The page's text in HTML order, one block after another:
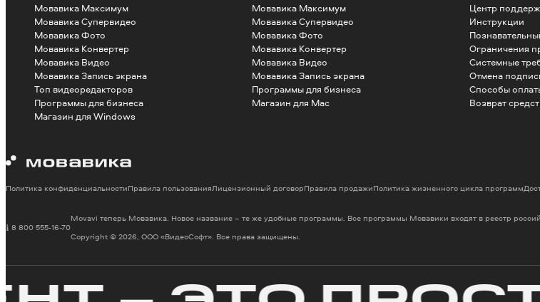
Мовавика Максимум
Мовавика Супервидео
Мовавика Фото
Мовавика Конвертер
Мовавика Видео
Мовавика Запись экрана
Топ видеоредакторов
Программы для бизнеса
Магазин для Windows
Мовавика Максимум
Мовавика Супервидео
Мовавика Фото
Мовавика Конвертер
Мовавика Видео
Мовавика Запись экрана
Программы для бизнеса
Магазин для Mac
Центр
Инструкции
Ограничения
Системные
Отмена
Способы
Возврат
Movavi теперь Мовавика. Новое название – те же удобные программы. Все программы Мовавики входят в реестр
Copyright © 2026, ООО «ВидеоСофт». Все права защищены.
8 800 555-16-70
Политика конфиденциальностиПравила пользованияЛицензионный договорПравила продажиПолитика жизненного цикла программ